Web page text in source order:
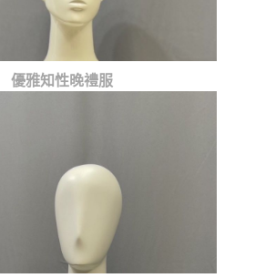
優雅知性晚禮服